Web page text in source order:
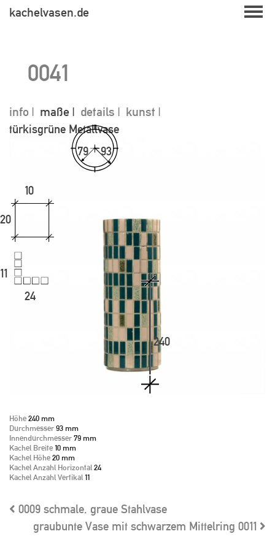
Skipkachelvasen.de
79 93
0041
info maße details kunst
türkisgrüne Metallvase
Höhe 240 mm
Durchmesser 93 mm
Innendurchmesser 79 mm
Kachel Breite 10 mm
Kachel Höhe 20 mm
Kachel Anzahl Horizontal 24
Kachel Anzahl Vertikal 11
10
20
11
24
240
0009 schmale, graue Stahlvase
graubunte Vase mit schwarzem Mittelring 0011